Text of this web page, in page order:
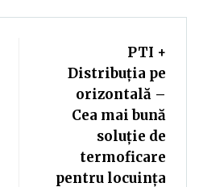
PTI +
Distribuția pe
orizontală –
Cea mai bună
soluție de
termoficare
pentru locuința